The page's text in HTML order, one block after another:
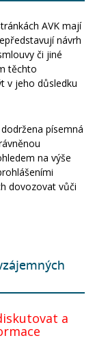
AVK mají
návrh
či jiné
těchto
v jeho důsledku
písemná
na výše
dovozovat vůči
a